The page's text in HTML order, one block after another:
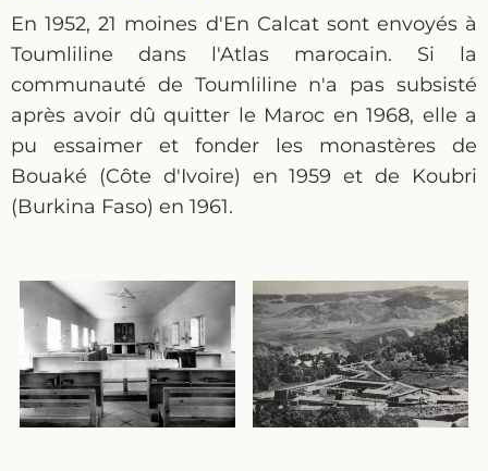
En 1952, 21 moines d'En Calcat sont envoyés à
Toumliline dans l'Atlas marocain. Si la
communauté de Toumliline n'a pas subsisté
après avoir dû quitter le Maroc en 1968, elle a
pu essaimer et fonder les monastères de
Bouaké (Côte d'Ivoire) en 1959 et de Koubri
(Burkina Faso) en 1961.